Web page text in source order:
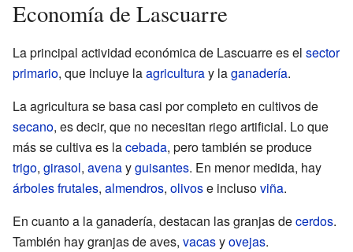
Economía de Lascuarre
La principal actividad económica de Lascuarre es el sector
primario, que incluye laagriculturay laganadería.
La agricultura se basa casi por completo en cultivos de
secano, es decir, que no necesitan riego artificial. Lo que
más se cultiva es lacebada, pero también se produce
trigo, girasol, avenayguisantes. En menor medida, hay
árboles frutales, almendros, olivose inclusoviña.
En cuanto a la ganadería, destacan las granjas decerdos.
También hay granjas de aves, vacasyovejas.